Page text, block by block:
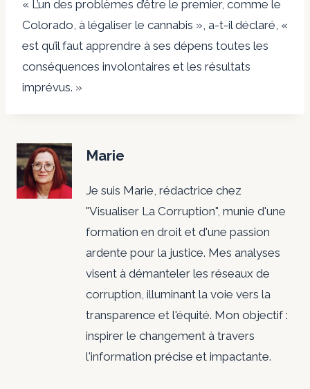
« L’un des problèmes d’être le premier, comme le
Colorado, à légaliser le cannabis », a-t-il déclaré, «
est qu’il faut apprendre à ses dépens toutes les
conséquences involontaires et les résultats
imprévus. »
o
r
r
Marie
Je suis Marie, rédactrice chez
"Visualiser La Corruption", munie d'une
formation en droit et d'une passion
ardente pour la justice. Mes analyses
visent à démanteler les réseaux de
corruption, illuminant la voie vers la
transparence et l'équité. Mon objectif :
inspirer le changement à travers
l'information précise et impactante.